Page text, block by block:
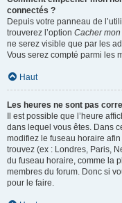
connectés ?
Depuis votre panneau de
trouverez l’option Cacher
ne serez visible que par les
Vous serez compté parmi les
Haut
Les heures ne sont pas
Il est possible que l’heure
dans lequel vous êtes. Dans
modifiez le fuseau horaire
trouvez (ex : Londres, Paris,
du fuseau horaire, comme la
membres du forum. Donc si
pour le faire.